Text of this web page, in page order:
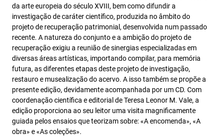
da arte europeia do século XVIII, bem como difundir a
investigação de caráter científico, produzida no âmbito do
projeto de recuperação patrimonial, desenvolvida num passado
recente. A natureza do conjunto e a ambição do projeto de
recuperação exigiu a reunião de sinergias especializadas em
diversas áreas artísticas, importando compilar, para memória
futura, as diferentes etapas deste projeto de investigação,
restauro e musealização do acervo. A isso também se propõe a
presente edição, devidamente acompanhada por um CD. Com
coordenação científica e editorial de Teresa Leonor M. Vale, a
edição proporciona ao seu leitor uma visita magnificamente
guiada pelos ensaios que teorizam sobre: «A encomenda», «A
obra» e «As coleções».